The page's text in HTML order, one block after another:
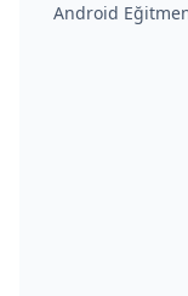
Android